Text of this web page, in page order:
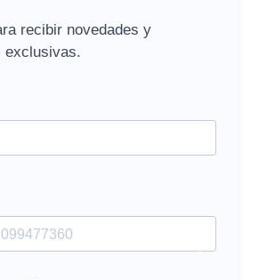
recibir novedades y
exclusivas.
?